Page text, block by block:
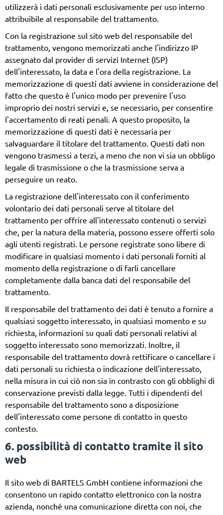
utilizzerà i dati personali esclusivamente per uso interno
attribuibile al responsabile del trattamento.
Con la registrazione sul sito web del responsabile del
trattamento, vengono memorizzati anche l'indirizzo IP
assegnato dal provider di servizi Internet (ISP)
dell'interessato, la data e l'ora della registrazione. La
memorizzazione di questi dati avviene in considerazione del
fatto che questo è l'unico modo per prevenire l'uso
improprio dei nostri servizi e, se necessario, per consentire
l'accertamento di reati penali. A questo proposito, la
memorizzazione di questi dati è necessaria per
salvaguardare il titolare del trattamento. Questi dati non
vengono trasmessi a terzi, a meno che non vi sia un obbligo
legale di trasmissione o che la trasmissione serva a
perseguire un reato.
La registrazione dell'interessato con il conferimento
volontario dei dati personali serve al titolare del
trattamento per offrire all'interessato contenuti o servizi
che, per la natura della materia, possono essere offerti solo
agli utenti registrati. Le persone registrate sono libere di
modificare in qualsiasi momento i dati personali forniti al
momento della registrazione o di farli cancellare
completamente dalla banca dati del responsabile del
trattamento.
Il responsabile del trattamento dei dati è tenuto a fornire a
qualsiasi soggetto interessato, in qualsiasi momento e su
richiesta, informazioni su quali dati personali relativi al
soggetto interessato sono memorizzati. Inoltre, il
responsabile del trattamento dovrà rettificare o cancellare i
dati personali su richiesta o indicazione dell'interessato,
nella misura in cui ciò non sia in contrasto con gli obblighi di
conservazione previsti dalla legge. Tutti i dipendenti del
responsabile del trattamento sono a disposizione
dell'interessato come persone di contatto in questo
contesto.
6. possibilità di contatto tramite il sito
web
Il sito web di BARTELS GmbH contiene informazioni che
consentono un rapido contatto elettronico con la nostra
azienda, nonché una comunicazione diretta con noi, che